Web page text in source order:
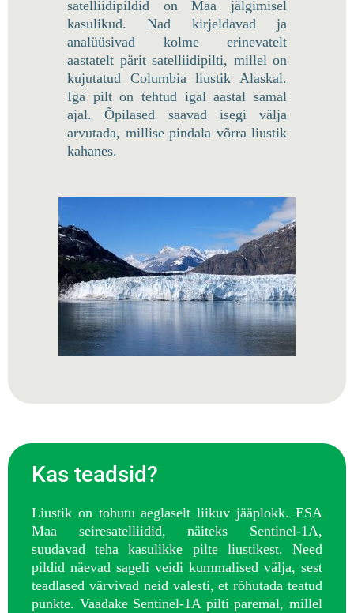
satelliidipildid on Maa jälgimisel
kasulikud. Nad kirjeldavad ja
analüüsivad kolme erinevatelt
aastatelt pärit satelliidipilti, millel on
kujutatud Columbia liustik Alaskal.
Iga pilt on tehtud igal aastal samal
ajal. Õpilased saavad isegi välja
arvutada, millise pindala võrra liustik
kahanes.
Kas teadsid?
Liustik on tohutu aeglaselt liikuv jääplokk. ESA
Maa seiresatelliidid, näiteks Sentinel-1A,
suudavad teha kasulikke pilte liustikest. Need
pildid näevad sageli veidi kummalised välja, sest
teadlased värvivad neid valesti, et rõhutada teatud
punkte. Vaadake Sentinel-1A pilti paremal, millel